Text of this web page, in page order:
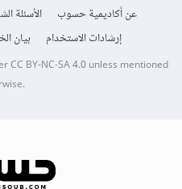
عن أكاديمية حسوب الأسئلة
إرشادات الاستخدام
بيان
CC BY-NC-SA 4.0unless mentioned